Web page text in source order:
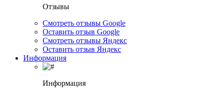
Отзывы
Смотреть отзывы Google
Оставить отзыв Google
Смотреть отзывы Яндекс
Оставить отзыв Яндекс
Информация
Информация